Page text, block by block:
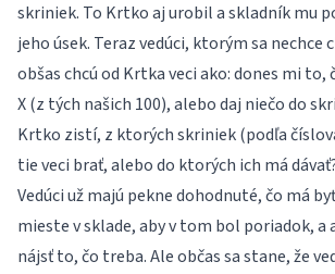
skriniek. To Krtko aj urobil a skladník mu
jeho úsek. Teraz vedúci, ktorým sa nechce
obšas chcú od Krtka veci ako: dones mi to,
X (z tých našich 100), alebo daj niečo do
Krtko zistí, z ktorých skriniek (podľa
tie veci brať, alebo do ktorých ich má
Vedúci už majú pekne dohodnuté, čo má
mieste v sklade, aby v tom bol poriadok, a
nájsť to, čo treba. Ale občas sa stane, že